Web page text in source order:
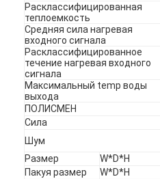
Расклассифицированная
теплоемкость
Средняя сила нагревая
входного сигнала
Расклассифицированное
течение нагревая входного
сигнала
Максимальный temp воды
выхода
ПОЛИСМЕН
Сила
Шум
Размер
W*D*H
Пакуя размер
W*D*H